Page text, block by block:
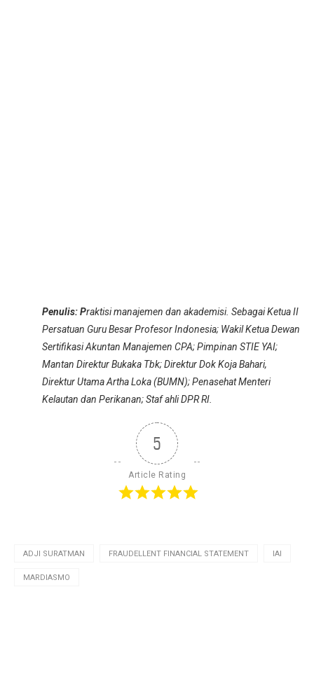
Penulis: Praktisi manajemen dan akademisi. Sebagai Ketua II
Persatuan Guru Besar Profesor Indonesia; Wakil Ketua Dewan
Sertifikasi Akuntan Manajemen CPA; Pimpinan STIE YAI;
Mantan Direktur Bukaka Tbk; Direktur Dok Koja Bahari,
Direktur Utama Artha Loka (BUMN); Penasehat Menteri
Kelautan dan Perikanan; Staf ahli DPR RI.
5
Article Rating
ADJI SURATMAN FRAUDELLENT FINANCIAL STATEMENT IAI
MARDIASMO